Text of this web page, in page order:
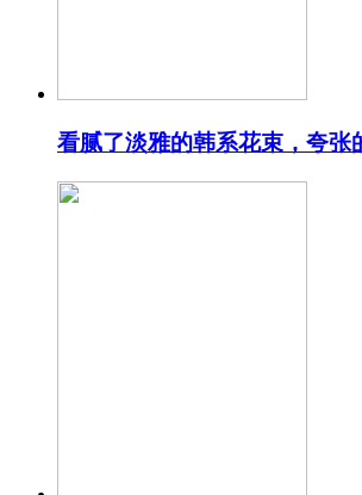
看腻了淡雅的韩系花束，夸张